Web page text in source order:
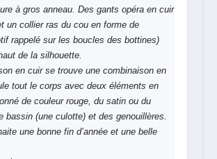
à gros anneau. Des gants opéra en cuir
un collier ras du cou en forme de
rappelé sur les boucles des bottines)
de la silhouette.
en cuir se trouve une combinaison en
tout le corps avec deux éléments en
de couleur rouge, du satin ou du
bassin (une culotte) et des genouillères.
une bonne fin d’année et une belle